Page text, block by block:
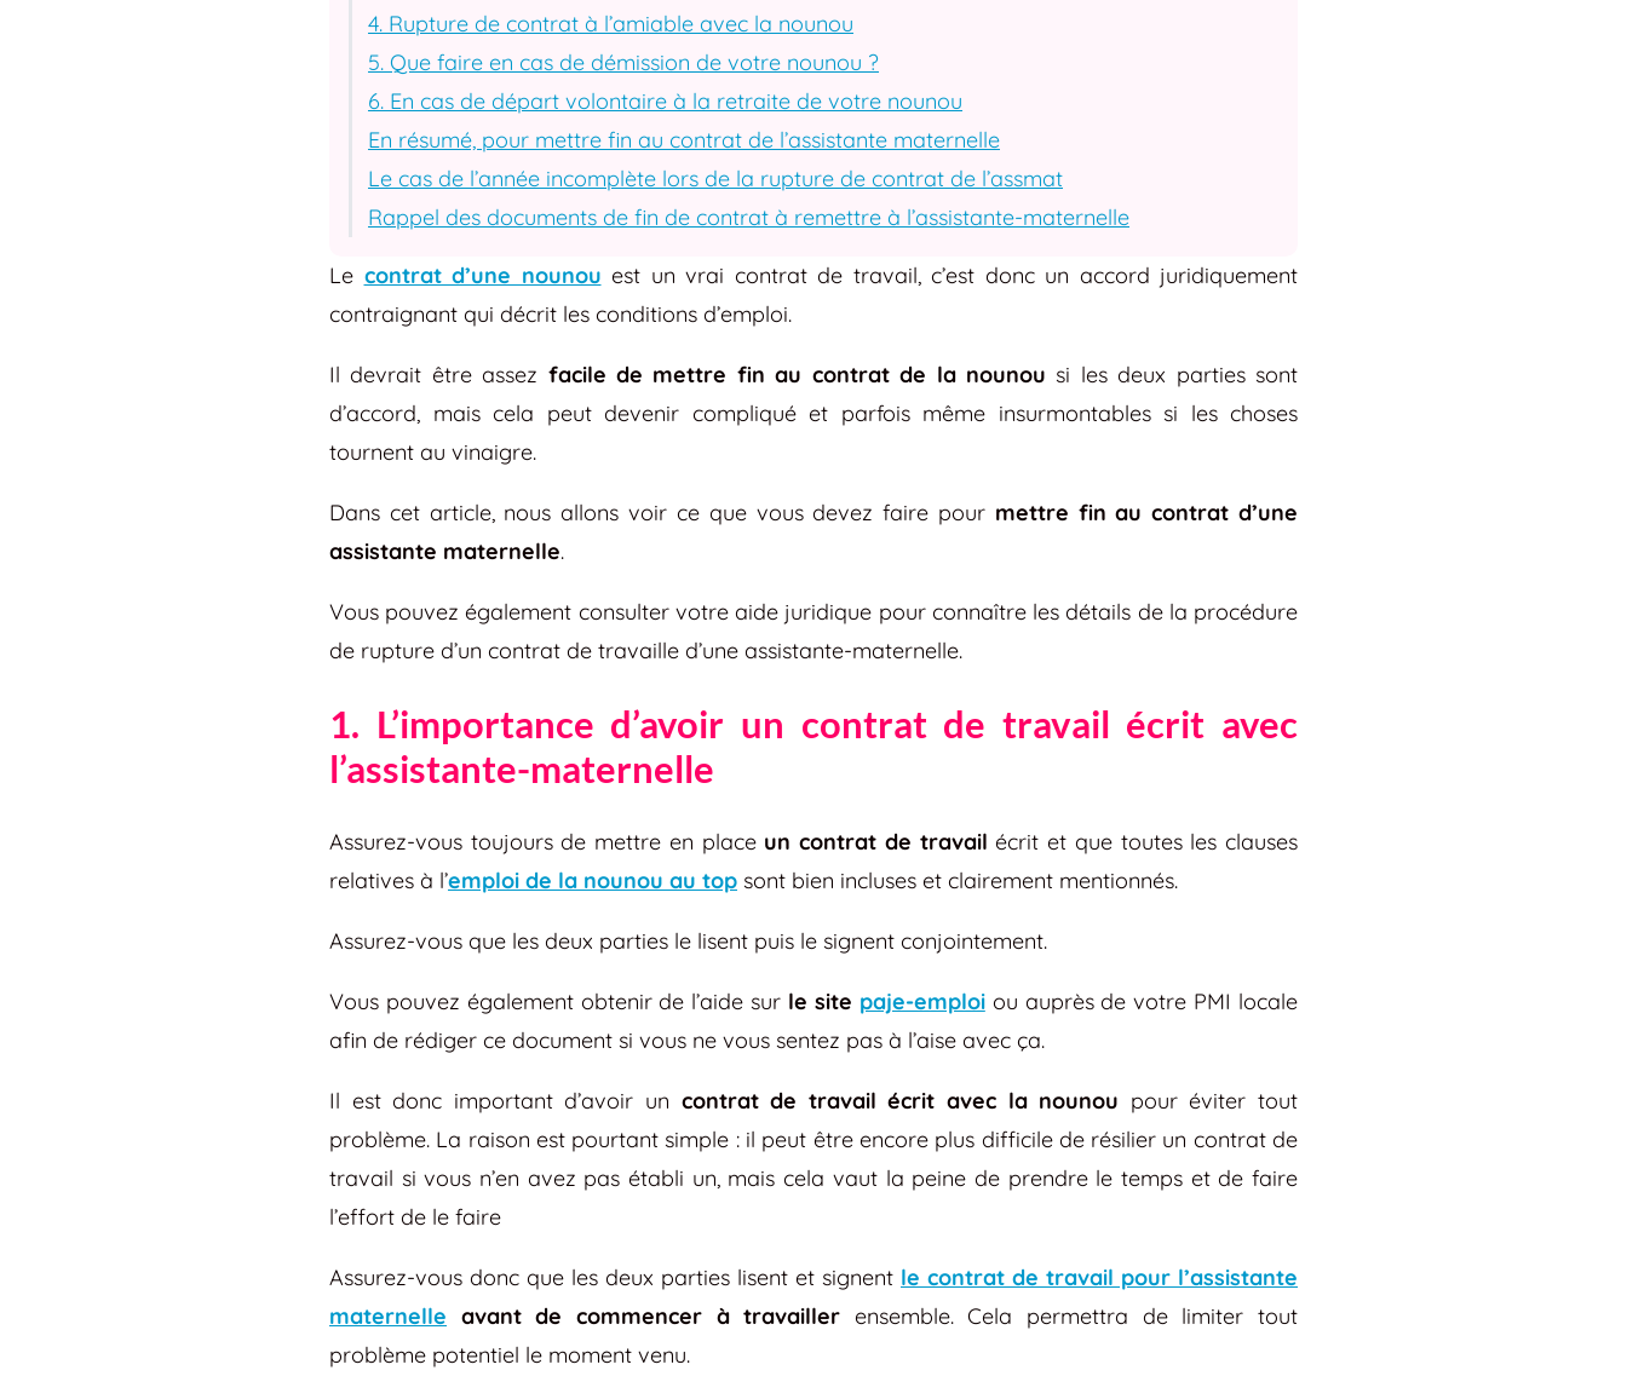
4. Rupture de contrat à l’amiable avec la nounou
5. Que faire en cas de démission de votre nounou ?
6. En cas de départ volontaire à la retraite de votre nounou
En résumé, pour mettre fin au contrat de l’assistante maternelle
Le cas de l’année incomplète lors de la rupture de contrat de l’assmat
Rappel des documents de fin de contrat à remettre à l’assistante-maternelle
Le contrat d’une nounou est un vrai contrat de travail, c’est donc un accord juridiquement
contraignant qui décrit les conditions d’emploi.
Il devrait être assez facile de mettre fin au contrat de la nounou si les deux parties sont
d’accord, mais cela peut devenir compliqué et parfois même insurmontables si les choses
tournent au vinaigre.
Dans cet article, nous allons voir ce que vous devez faire pour mettre fin au contrat d’une
assistante maternelle.
Vous pouvez également consulter votre aide juridique pour connaître les détails de la procédure
de rupture d’un contrat de travaille d’une assistante-maternelle.
1. L’importance d’avoir un contrat de travail écrit avec
l’assistante-maternelle
Assurez-vous toujours de mettre en place un contrat de travail écrit et que toutes les clauses
relatives à l’emploi de la nounou au top sont bien incluses et clairement mentionnés.
Assurez-vous que les deux parties le lisent puis le signent conjointement.
Vous pouvez également obtenir de l’aide sur le site paje-emploiou auprès de votre PMI locale
afin de rédiger ce document si vous ne vous sentez pas à l’aise avec ça.
Il est donc important d’avoir un contrat de travail écrit avec la nounou pour éviter tout
problème. La raison est pourtant simple : il peut être encore plus difficile de résilier un contrat de
travail si vous n’en avez pas établi un, mais cela vaut la peine de prendre le temps et de faire
l’effort de le faire
Assurez-vous donc que les deux parties lisent et signent le contrat de travail pour l’assistante
maternelle avant de commencer à travailler ensemble. Cela permettra de limiter tout
problème potentiel le moment venu.